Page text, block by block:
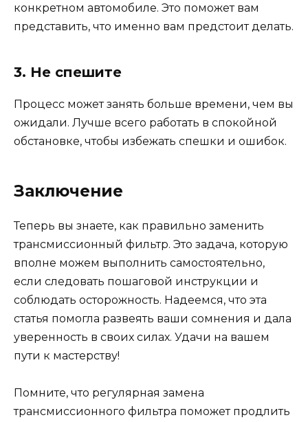
конкретном автомобиле. Это поможет вам
представить, что именно вам предстоит делать.
3. Не спешите
Процесс может занять больше времени, чем вы
ожидали. Лучше всего работать в спокойной
обстановке, чтобы избежать спешки и ошибок.
Заключение
Теперь вы знаете, как правильно заменить
трансмиссионный фильтр. Это задача, которую
вполне можем выполнить самостоятельно,
если следовать пошаговой инструкции и
соблюдать осторожность. Надеемся, что эта
статья помогла развеять ваши сомнения и дала
уверенность в своих силах. Удачи на вашем
пути к мастерству!
Помните, что регулярная замена
трансмиссионного фильтра поможет продлить